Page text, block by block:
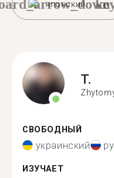
японский
T.
СВОБОДНЫЙ
украинский
ИЗУЧАЕТ